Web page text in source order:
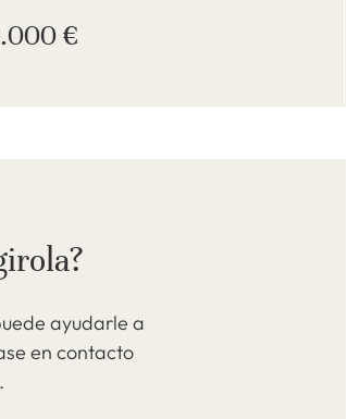
€
ayudarle a
en contacto